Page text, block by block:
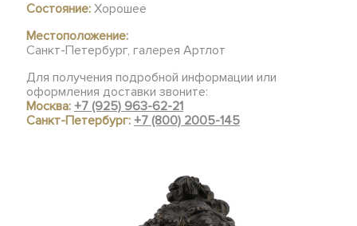
Состояние: Хорошее
Местоположение:
Санкт-Петербург, галерея Артлот
Для получения подробной информации или
оформления доставки звоните:
Москва:+7 (925) 963-62-21
Санкт-Петербург:+7 (800) 2005-145